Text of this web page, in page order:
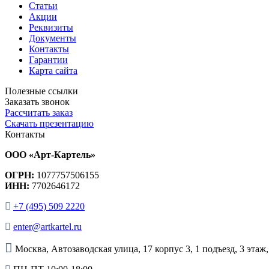
Статьи
Акции
Реквизиты
Документы
Контакты
Гарантии
Карта сайта
Полезные ссылки
Заказать звонок
Рассчитать заказ
Скачать презентацию
Контакты
ООО «Арт-Картель»
ОГРН: 1077757506155
ИНН: 7702646172
+7 (495) 509 2220
enter@artkartel.ru
Москва, Автозаводская улица, 17 корпус 3, 1 подъезд, 3